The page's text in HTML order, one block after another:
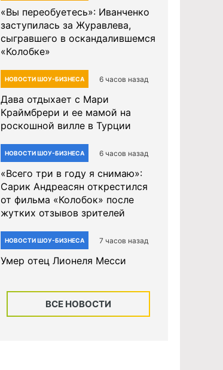
«Вы переобуетесь»: Иванченко
заступилась за Журавлева,
сыгравшего в оскандалившемся
«Колобке»
НОВОСТИ ШОУ-БИЗНЕСА 6 часов назад
Дава отдыхает с Мари
Краймбрери и ее мамой на
роскошной вилле в Турции
НОВОСТИ ШОУ-БИЗНЕСА 6 часов назад
«Всего три в году я снимаю»:
Сарик Андреасян открестился
от фильма «Колобок» после
жутких отзывов зрителей
НОВОСТИ ШОУ-БИЗНЕСА 7 часов назад
Умер отец Лионеля Месси
ВСЕ НОВОСТИ